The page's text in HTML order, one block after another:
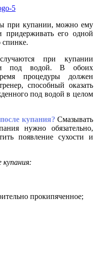
при купании, можно ему
придерживать его одной
спинке.
при купании
и под водой. В обоих
процедуры должен
способный оказать
под водой в целом
купания? Смазывать
нужно обязательно,
появление сухости и
прокипяченное;